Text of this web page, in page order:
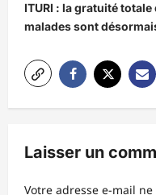
g
a
t
i
o
d
’
ITURI : la gratuité
malades sont
Laisser un
Votre adresse e-mail